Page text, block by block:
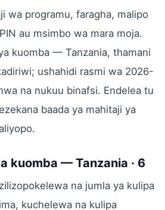
wa programu, faragha, malipo
au msimbo wa mara moja.
kuomba — Tanzania, thamani
ushahidi rasmi wa 2026-
na nukuu binafsi. Endelea tu
baada ya mahitaji ya
kuomba — Tanzania · 6
na jumla ya kulipa
kuchelewa na kulipa